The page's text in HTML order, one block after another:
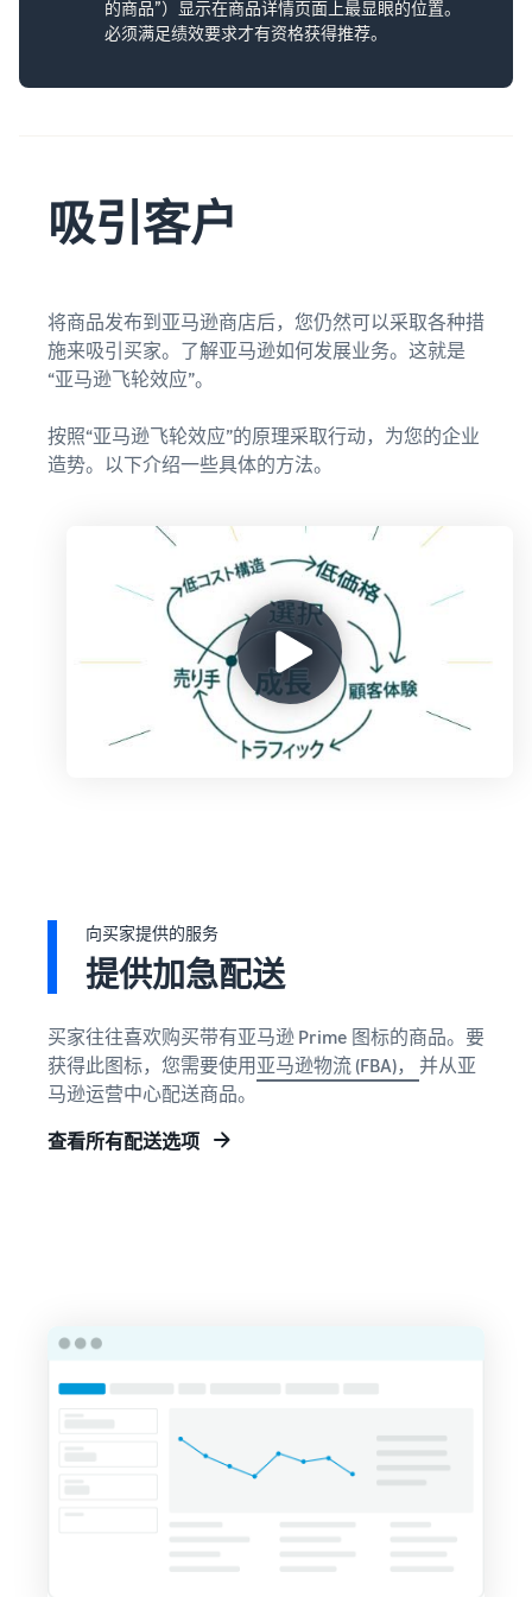
的商品”）显示在商品详情页面上最显眼的位置。
必须满足绩效要求才有资格获得推荐。
吸引客户
将商品发布到亚马逊商店后，您仍然可以采取各种措
施来吸引买家。了解亚马逊如何发展业务。这就是
“亚马逊飞轮效应”。
按照“亚马逊飞轮效应”的原理采取行动，为您的企业
造势。以下介绍一些具体的方法。
向买家提供的服务
提供加急配送
买家往往喜欢购买带有亚马逊 Prime 图标的商品。要
获得此图标，您需要使用 亚马逊物流 (FBA)， 并从亚
马逊运营中心配送商品。
查看所有配送选项